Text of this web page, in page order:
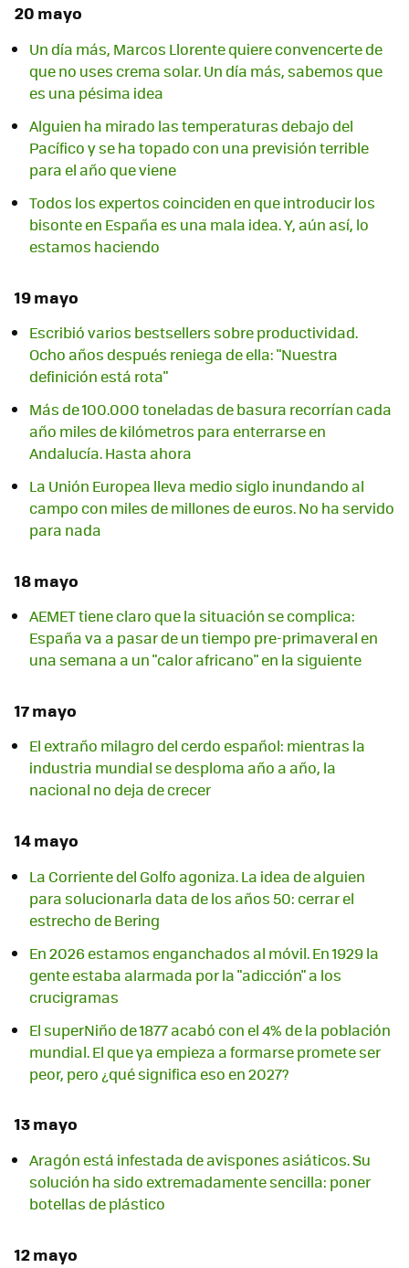
20 mayo
Un día más, Marcos Llorente quiere convencerte de
que no uses crema solar. Un día más, sabemos que
es una pésima idea
Alguien ha mirado las temperaturas debajo del
Pacífico y se ha topado con una previsión terrible
para el año que viene
Todos los expertos coinciden en que introducir los
bisonte en España es una mala idea. Y, aún así, lo
estamos haciendo
19 mayo
Escribió varios bestsellers sobre productividad.
Ocho años después reniega de ella: "Nuestra
definición está rota"
Más de 100.000 toneladas de basura recorrían cada
año miles de kilómetros para enterrarse en
Andalucía. Hasta ahora
La Unión Europea lleva medio siglo inundando al
campo con miles de millones de euros. No ha servido
para nada
18 mayo
AEMET tiene claro que la situación se complica:
España va a pasar de un tiempo pre-primaveral en
una semana a un "calor africano" en la siguiente
17 mayo
El extraño milagro del cerdo español: mientras la
industria mundial se desploma año a año, la
nacional no deja de crecer
14 mayo
La Corriente del Golfo agoniza. La idea de alguien
para solucionarla data de los años 50: cerrar el
estrecho de Bering
En 2026 estamos enganchados al móvil. En 1929 la
gente estaba alarmada por la "adicción" a los
crucigramas
El superNiño de 1877 acabó con el 4% de la población
mundial. El que ya empieza a formarse promete ser
peor, pero ¿qué significa eso en 2027?
13 mayo
Aragón está infestada de avispones asiáticos. Su
solución ha sido extremadamente sencilla: poner
botellas de plástico
12 mayo